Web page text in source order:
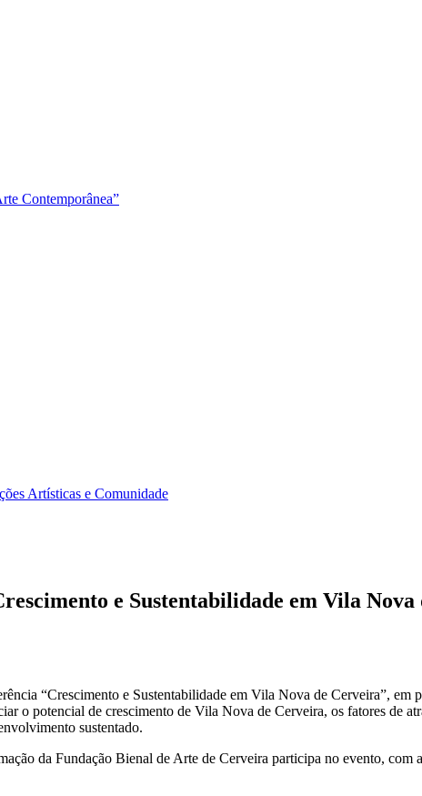
Contemporânea”
Artísticas e Comunidade
e Sustentabilidade em Vila
“Crescimento e Sustentabilidade em Vila Nova de Cerveira”,
o potencial de crescimento de Vila Nova de Cerveira, os fatores de
sustentado.
da Fundação Bienal de Arte de Cerveira participa no evento,